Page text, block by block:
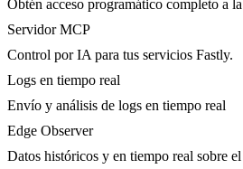
Obtén acceso programático completo a
Servidor MCP
Control por IA para tus servicios Fastly.
Logs en tiempo real
Envío y análisis de logs en tiempo real
Edge Observer
Datos históricos y en tiempo real sobre